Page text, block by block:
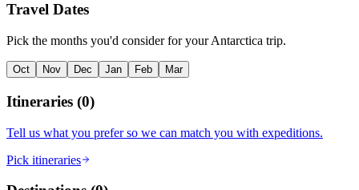
Travel Dates
Pick the months you'd consider for your Antarctica trip.
Oct Nov Dec Jan Feb Mar
Itineraries (0)
Tell us what you prefer so we can match you with expeditions.
Pick itineraries